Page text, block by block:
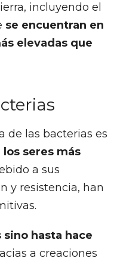
incluyendo el
se encuentran en
elevadas que
de las bacterias es
seres más
a sus
y resistencia, han
sino hasta hace
a creaciones